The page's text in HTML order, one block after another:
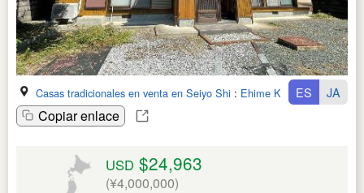
Casas tradicionales en venta en Seiyo Shi : Ehime Ken
Copiar enlace
ES JA
USD $24,963
(¥4,000,000)